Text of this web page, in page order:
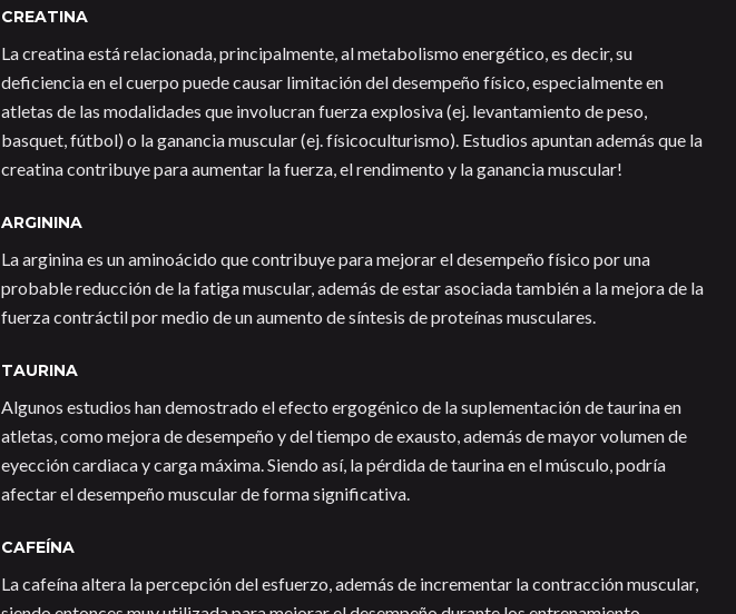
CREATINA
La creatina está relacionada, principalmente, al metabolismo energético, es decir, su
deficiencia en el cuerpo puede causar limitación del desempeño físico, especialmente en
atletas de las modalidades que involucran fuerza explosiva (ej. levantamiento de peso,
basquet, fútbol) o la ganancia muscular (ej. físicoculturismo). Estudios apuntan además que la
creatina contribuye para aumentar la fuerza, el rendimento y la ganancia muscular!
ARGININA
La arginina es un aminoácido que contribuye para mejorar el desempeño físico por una
probable reducción de la fatiga muscular, además de estar asociada también a la mejora de la
fuerza contráctil por medio de un aumento de síntesis de proteínas musculares.
TAURINA
Algunos estudios han demostrado el efecto ergogénico de la suplementación de taurina en
atletas, como mejora de desempeño y del tiempo de exausto, además de mayor volumen de
eyección cardiaca y carga máxima. Siendo así, la pérdida de taurina en el músculo, podría
afectar el desempeño muscular de forma significativa.
CAFEÍNA
La cafeína altera la percepción del esfuerzo, además de incrementar la contracción muscular,